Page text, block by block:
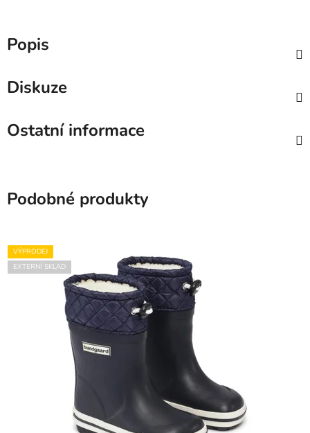
Popis
Diskuze
Ostatní informace
Podobné produkty
VÝPRODEJ
EXTERNÍ SKLAD